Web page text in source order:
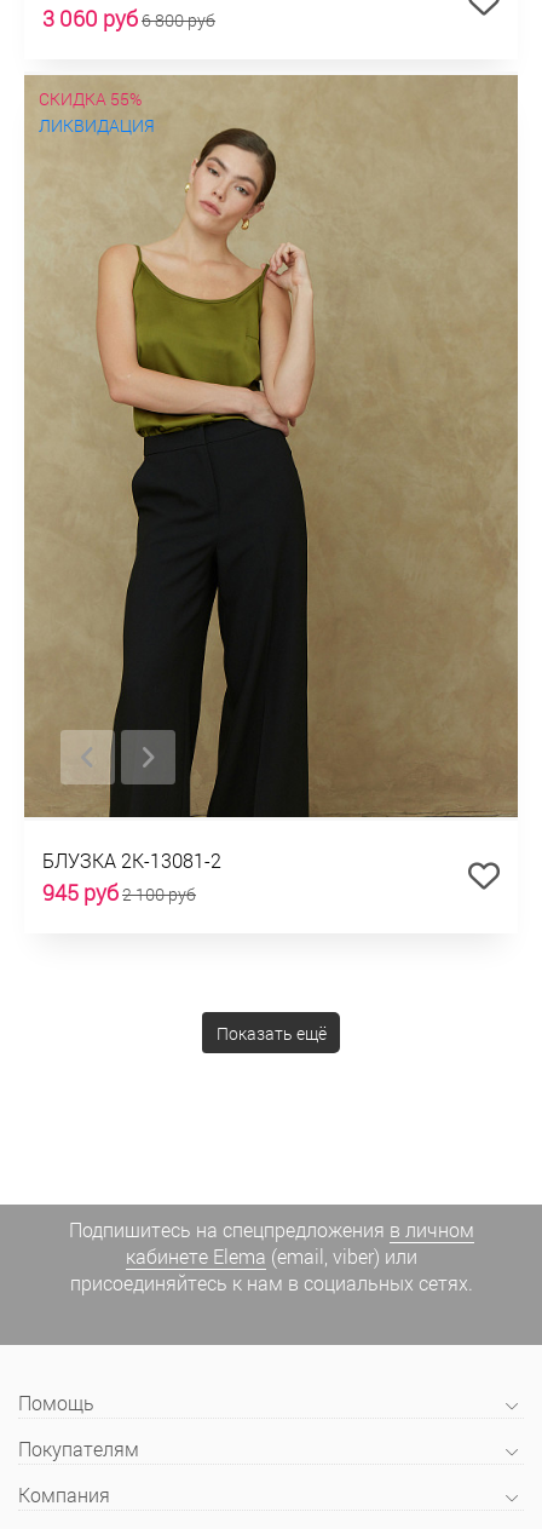
3 060 руб6 800 руб
СКИДКА 55%
ЛИКВИДАЦИЯ
БЛУЗКА 2К-13081-2
945 руб2 100 руб
Показать ещё
Подпишитесь на спецпредложения в личном
кабинете Elema (email, viber) или
присоединяйтесь к нам в социальных сетях.
Помощь
Покупателям
Компания